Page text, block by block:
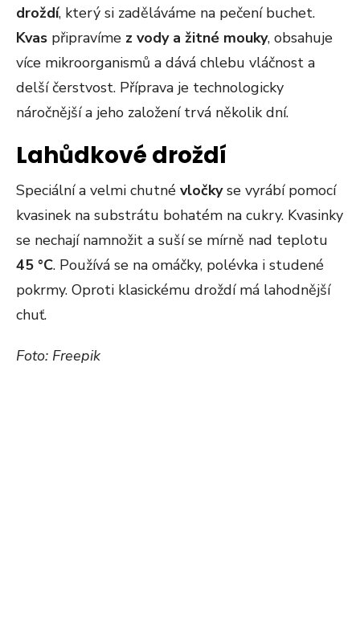
droždí, který si zaděláváme na pečení buchet.
Kvas připravíme z vody a žitné mouky, obsahuje
více mikroorganismů a dává chlebu vláčnost a
delší čerstvost. Příprava je technologicky
náročnější a jeho založení trvá několik dní.
Lahůdkové droždí
Speciální a velmi chutné vločkyse vyrábí pomocí
kvasinek na substrátu bohatém na cukry. Kvasinky
se nechají namnožit a suší se mírně nad teplotu
45 °C. Používá se na omáčky, polévka i studené
pokrmy. Oproti klasickému droždí má lahodnější
chuť.
Foto: Freepik